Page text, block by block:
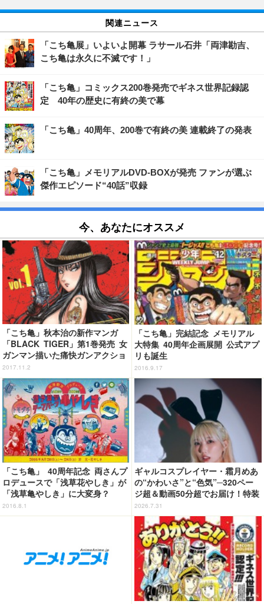
関連ニュース
「こち亀展」いよいよ開幕 ラサール石井「両津勘吉、
こち亀は永久に不滅です！」
「こち亀」コミックス200巻発売でギネス世界記録認
定 40年の歴史に有終の美で幕
「こち亀」40周年、200巻で有終の美 連載終了の発表
「こち亀」メモリアルDVD-BOXが発売 ファンが選ぶ
傑作エピソード“40話”収録
今、あなたにオススメ
「こち亀」秋本治の新作マンガ
「BLACK TIGER」第1巻発売 女
ガンマン描いた痛快ガンアクショ
ン
2017.11.2
「こち亀」完結記念 メモリアル
大特集 40周年企画展開 公式アプ
リも誕生
2016.9.17
「こち亀」 40周年記念 両さんプ
ロデュースで「浅草花やしき」が
「浅草亀やしき」に大変身？
2016.8.1
ギャルコスプレイヤー・霜月めあ
の“かわいさ”と“色気”─320ペー
ジ超＆動画50分超でお届け！特装
合本版のデジタル写真集が登場
2026.7.31